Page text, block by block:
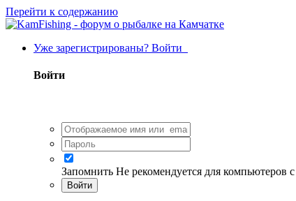
Перейти к содержанию
Уже зарегистрированы? Войти
Войти
Запомнить Не рекомендуется для компьютеров
Войти